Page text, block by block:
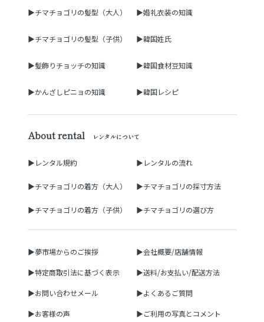
▶チマチョゴリの髪型（大人） ▶婚礼衣装の知識
▶チマチョゴリの髪型（子供） ▶韓国姓氏
▶髪飾りチョッチの知識 ▶韓国食材豆知識
▶かんざしピニョの知識 ▶韓国レシピ
About rental レンタルについて
▶レンタル規約 ▶レンタルの流れ
▶チマチョゴリの着方（大人） ▶チマチョゴリの採寸方法
▶チマチョゴリの着方（子供） ▶チマチョゴリの選び方
▶夢市場からのご挨拶 ▶会社概要/店舗情報
▶特定商取引法に基づく表示 ▶送料/お支払い/配送方法
▶お問い合わせメール ▶よくあるご質問
▶お客様の声 ▶ご利用の写真とコメント